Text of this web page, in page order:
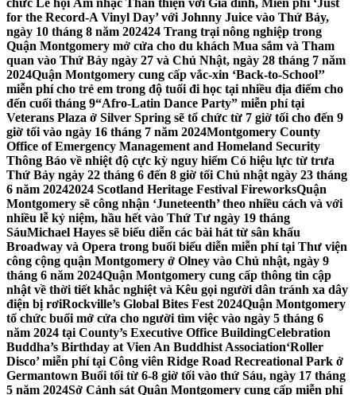
chức Lễ hội Âm nhạc Thân thiện với Gia đình, Miễn phí ‘Just
for the Record-A Vinyl Day’ với Johnny Juice vào Thứ Bảy,
ngày 10 tháng 8 năm 202424 Trang trại nông nghiệp trong
Quận Montgomery mở cửa cho du khách Mua sắm và Tham
quan vào Thứ Bảy ngày 27 và Chủ Nhật, ngày 28 tháng 7 năm
2024Quận Montgomery cung cấp vắc-xin ‘Back-to-School’’
miễn phí cho trẻ em trong độ tuổi đi học tại nhiều địa điểm cho
đến cuối tháng 9“Afro-Latin Dance Party” miễn phí tại
Veterans Plaza ở Silver Spring sẽ tổ chức từ 7 giờ tối cho đến 9
giờ tối vào ngày 16 tháng 7 năm 2024Montgomery County
Office of Emergency Management and Homeland Security
Thông Báo về nhiệt độ cực kỳ nguy hiểm Có hiệu lực từ trưa
Thứ Bảy ngày 22 tháng 6 đến 8 giờ tối Chủ nhật ngày 23 tháng
6 năm 20242024 Scotland Heritage Festival FireworksQuận
Montgomery sẽ công nhận ‘Juneteenth’ theo nhiều cách và với
nhiều lễ kỷ niệm, hầu hết vào Thứ Tư ngày 19 tháng
SáuMichael Hayes sẽ biểu diễn các bài hát từ sân khấu
Broadway và Opera trong buổi biểu diễn miễn phí tại Thư viện
công cộng quận Montgomery ở Olney vào Chủ nhật, ngày 9
tháng 6 năm 2024Quận Montgomery cung cấp thông tin cập
nhật về thời tiết khắc nghiệt và Kêu gọi người dân tránh xa dây
điện bị rơiRockville’s Global Bites Fest 2024Quận Montgomery
tổ chức buổi mở cửa cho người tìm việc vào ngày 5 tháng 6
năm 2024 tại County’s Executive Office BuildingCelebration
Buddha’s Birthday at Vien An Buddhist Association‘Roller
Disco’ miễn phí tại Công viên Ridge Road Recreational Park ở
Germantown Buổi tối từ 6-8 giờ tối vào thứ Sáu, ngày 17 tháng
5 năm 2024Sở Cảnh sát Quận Montgomery cung cấp miễn phí